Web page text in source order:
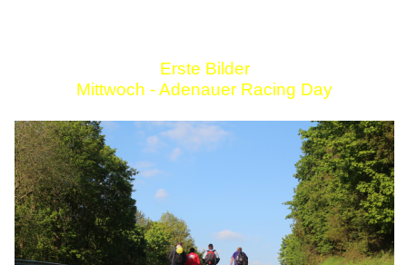
Erste Bilder
Mittwoch - Adenauer Racing Day